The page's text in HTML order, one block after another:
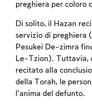
preghiera per coloro
Di solito, il Hazan
servizio di preghiera
Pesukei De-zimra
Le-Tzion). Tuttavia,
recitato alla
della Torah, le
l’anima del defunto.